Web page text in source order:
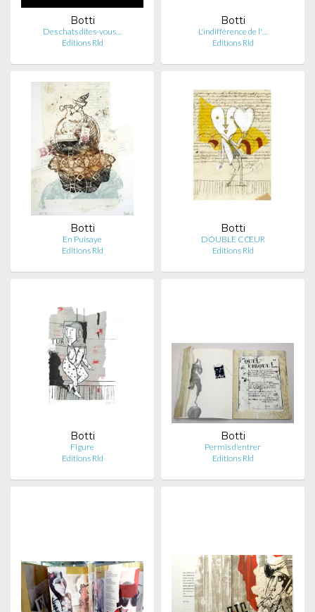
Botti
Des chats dites-vous…
Editions Rld
Botti
L'indifférence de l'…
Editions Rld
Botti
En Puisaye
Editions Rld
Botti
DOUBLE CŒUR
Editions Rld
Botti
Figure
Editions Rld
Botti
Permis d'entrer
Editions Rld